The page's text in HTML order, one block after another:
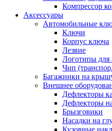
Компрессор
Аксессуары
Автомобильные
Ключи
Корпус ключа
Лезвие
Логотипы для
Чип
Багажники на
Внешнее
Дефлекторы
Дефлекторы
Брызговики
Насадки на
Кузовные